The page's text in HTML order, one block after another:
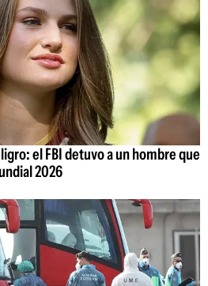
el FBI detuvo a un hombre que
2026